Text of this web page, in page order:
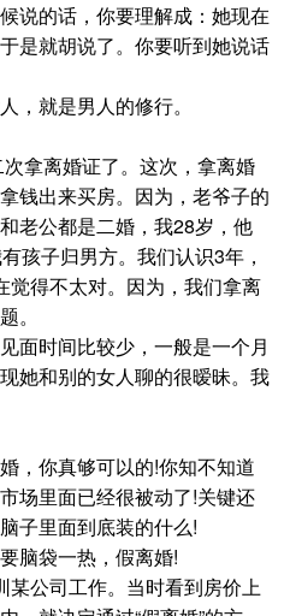
说的话，你要理解成：她现在
是就胡说了。你要听到她说话
，就是男人的修行。
拿离婚证了。这次，拿离婚
钱出来买房。因为，老爷子的
老公都是二婚，我28岁，他
孩子归男方。我们认识3年，
觉得不太对。因为，我们拿离
。
面时间比较少，一般是一个月
她和别的女人聊的很暧昧。我
，你真够可以的!你知不知道
场里面已经很被动了!关键还
子里面到底装的什么!
脑袋一热，假离婚!
某公司工作。当时看到房价上